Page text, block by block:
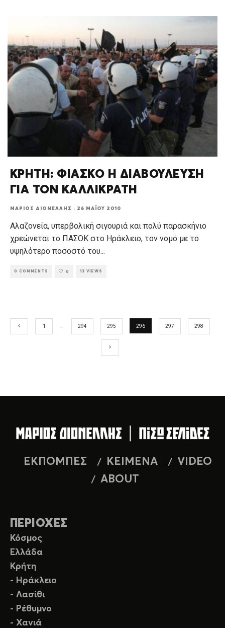
ΚΡΗΤΗ: ΦΙΑΣΚΟ Η ΔΙΑΒΟΥΛΕΥΣΗ
ΓΙΑ ΤΟΝ ΚΑΛΛΙΚΡΑΤΗ
ΜΆΡΙΟΣ ΔΙΟΝΈΛΛΗΣ · 26 ΜΑΪ́ΟΥ 2010
Αλαζονεία, υπερβολική σιγουριά και πολύ παρασκήνιο
χρεώνεται το ΠΑΣΟΚ στο Ηράκλειο, τον νομό με το
υψηλότερο ποσοστό του...
0 COMMENTS 0 13 VIEWS
1 294 295 296 297 298
ΕΚΠΟΜΠΕΣ ΚΕΙΜΕΝΑ
VIDEO
ABOUT
ΠΕΡΙΟΧΕΣ
Κόσμος
Ελλάδα
Κρήτη
- Ηράκλειο
- Λασίθι
- Ρέθυμνο
- Χανιά